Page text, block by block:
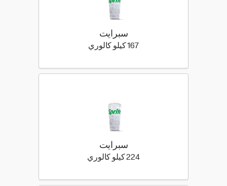
سبرايت
167 كيلو كالوري 167 كيلو سعرة حرارية
سبرايت
224 كيلو كالوري 224 كيلو سعرة حرارية